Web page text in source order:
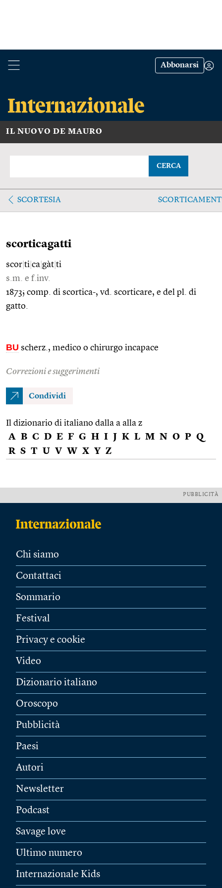
Abbonarsi
IL NUOVO DE MAURO
CERCA
SCORTESIA
scorticagatti
scor ti ca gàt ti
s.m. e f.inv.
1873; comp. di scortica-, vd. scorticare, e del pl. di
gatto.
BU scherz., medico o chirurgo incapace
Correzioni e suggerimenti
Condividi
Il dizionario di italiano dalla a alla z
A B C D E F G H I J K L M N O P Q
R S T U V W X Y Z
PUBBLICITÀ
Chi siamo
Contattaci
Sommario
Festival
Privacy e cookie
Video
Dizionario italiano
Oroscopo
Pubblicità
Paesi
Autori
Newsletter
Podcast
Savage love
Ultimo numero
Internazionale Kids